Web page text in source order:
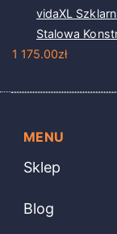
vidaXL
Stalowa
1 175.00zł
MENU
Sklep
Blog